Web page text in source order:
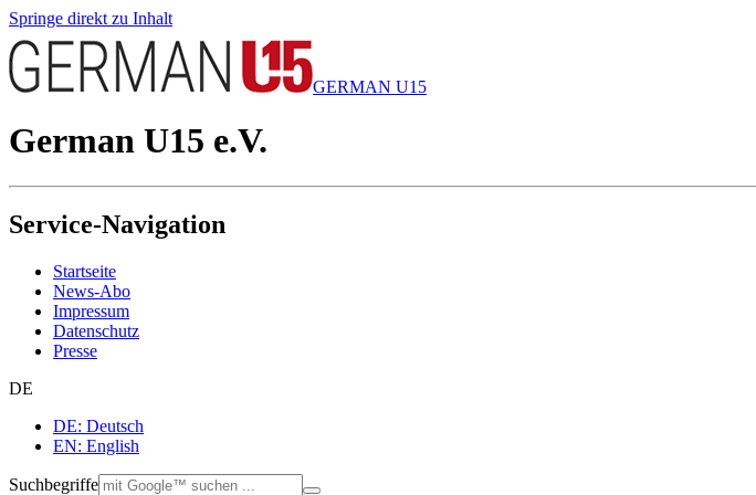
Springe direkt zu Inhalt
GERMAN U15
German U15 e.V.
Service-Navigation
Startseite
News-Abo
Impressum
Datenschutz
Presse
DE
DE: Deutsch
EN: English
Suchbegriffe